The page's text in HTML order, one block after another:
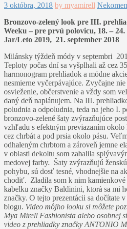
3 októbra, 2018 by myamirell
Bronzovo-zelený look pre III.
Weeku – pre prvú polovicu, 18. – 24.
Jar/Leto 2019, 21. september 2018
Milánsky týždeň módy v septembri
Teploty počas dní sa vyšplhali až cez
harmonogram prehliadok a módne
nesmierne vyčerpávajúce. Zvyčajne
osvieženie, občerstvenie a vždy som
daný deň naplánujem. Na III.
poludnia a odpoludnia, teda na jeho I.
bronzovo-zelené šaty zvýrazňujúce
vzhľadu s efektným previazaním
cez chrbát a pod prsia okolo pásu.
odhaleným chrbtom a zároveň jemne
v oblasti dekoltu som zahalila
medovej farby. Šaty zvýrazňujú
pohybu, sú dosť tesné, vhodnejšie na
chodiť. Zladila som k nim kamienkové
kabelku značky Baldinini, ktorá sa mi
značky. O tejto prezentácii sa dočítate
blogu. Video môjho looku si môžete
Mya Mirell Fashionista alebo osobnej
video z prehliadky značky ANTONIO